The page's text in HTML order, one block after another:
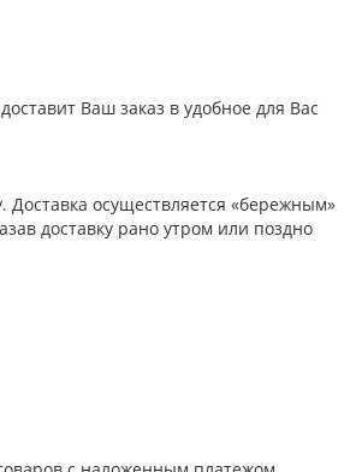
Ваш заказ в удобное для Вас
Доставка осуществляется «бережным»
доставку рано утром или поздно